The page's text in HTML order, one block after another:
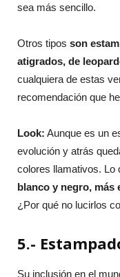
sea más sencillo.
Otros tipos son
atigrados, de
cualquiera de estas
recomendación que
Look: Aunque es un
evolución y atrás
colores llamativos. Lo
blanco y negro, más
¿Por qué no lucirlos
5.-
Su inclusión en el